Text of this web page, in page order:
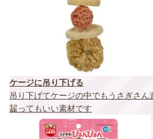
ケージに吊り下げる
吊り下げてケージの中でもうさぎさ
齧ってもいい素材です